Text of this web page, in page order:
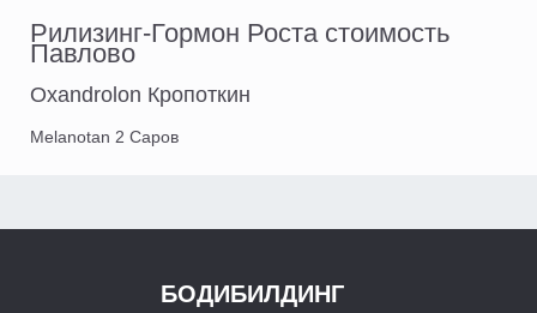
Рилизинг-Гормон Роста стоимость
Павлово
Oxandrolon Кропоткин
Melanotan 2 Саров
БОДИБИЛДИНГ